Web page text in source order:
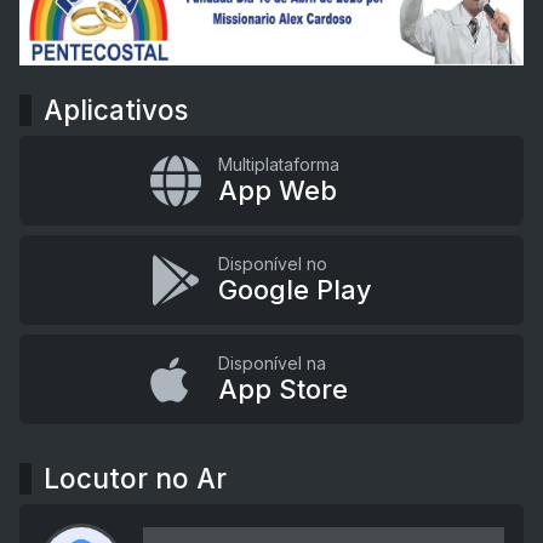
Aplicativos
Multiplataforma
App Web
Disponível no
Google Play
Disponível na
App Store
Locutor no Ar